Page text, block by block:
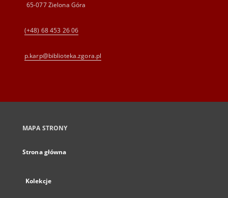
65-077 Zielona Góra
(+48) 68 453 26 06
p.karp@biblioteka.zgora.pl
MAPA STRONY
Strona główna
Kolekcje